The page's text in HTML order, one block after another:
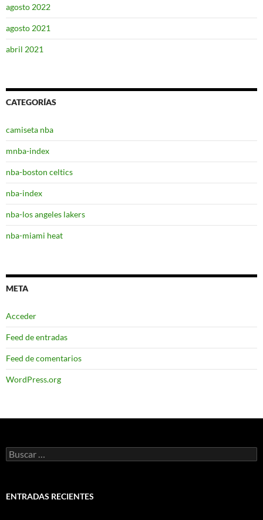
agosto 2022
agosto 2021
abril 2021
CATEGORÍAS
camiseta nba
mnba-index
nba-boston celtics
nba-index
nba-los angeles lakers
nba-miami heat
META
Acceder
Feed de entradas
Feed de comentarios
WordPress.org
Buscar:
ENTRADAS RECIENTES